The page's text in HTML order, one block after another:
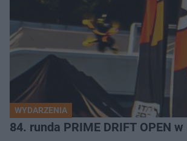
WYDARZENIA
84. runda PRIME DRIFT OPEN